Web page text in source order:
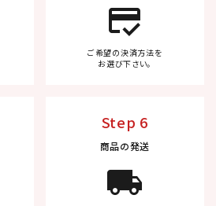
credit_score
ご希望の決済方法を
お選び下さい。
Step 6
商品の発送
local_shipping